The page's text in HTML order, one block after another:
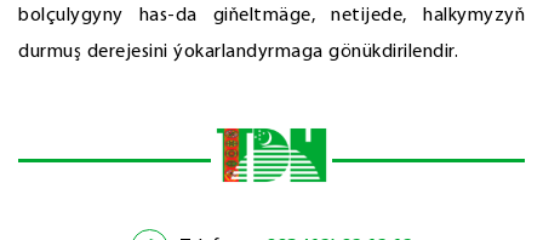
bolçulygyny has-da giňeltmäge, netijede, halkymyzyň
durmuş derejesini ýokarlandyrmaga gönükdirilendir.